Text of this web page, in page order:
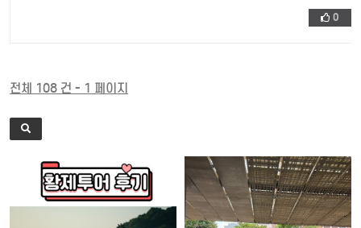
0
전체 108 건 - 1 페이지